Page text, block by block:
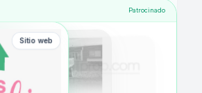
Patrocinado
Sitio web